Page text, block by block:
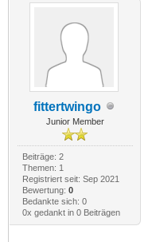
fittertwingo
Junior Member
Beiträge: 2
Themen: 1
Registriert seit: Sep 2021
Bewertung: 0
Bedankte sich: 0
0x gedankt in 0 Beiträgen